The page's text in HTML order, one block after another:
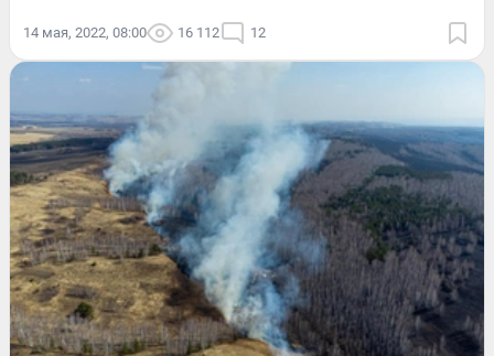
14 мая, 2022, 08:00 16 112 12